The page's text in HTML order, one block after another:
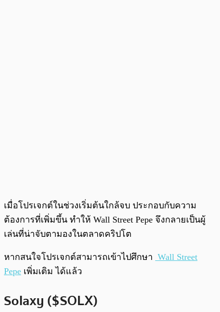
เมื่อโปรเจกต์ในช่วงเริ่มต้นใกล้จบ ประกอบกับความ
ต้องการที่เพิ่มขึ้น ทำให้ Wall Street Pepe จึงกลายเป็นผู้
เล่นที่น่าจับตามองในตลาดคริปโต
หากสนใจโปรเจกต์สามารถเข้าไปศึกษา Wall Street
Pepe เพิ่มเติม ได้แล้ว
Solaxy ($SOLX)